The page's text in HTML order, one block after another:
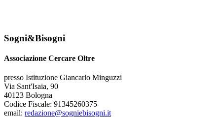
Sogni&Bisogni
Associazione Cercare Oltre
presso Istituzione Giancarlo Minguzzi
Via Sant'Isaia, 90
40123 Bologna
Codice Fiscale: 91345260375
email: redazione@sogniebisogni.it